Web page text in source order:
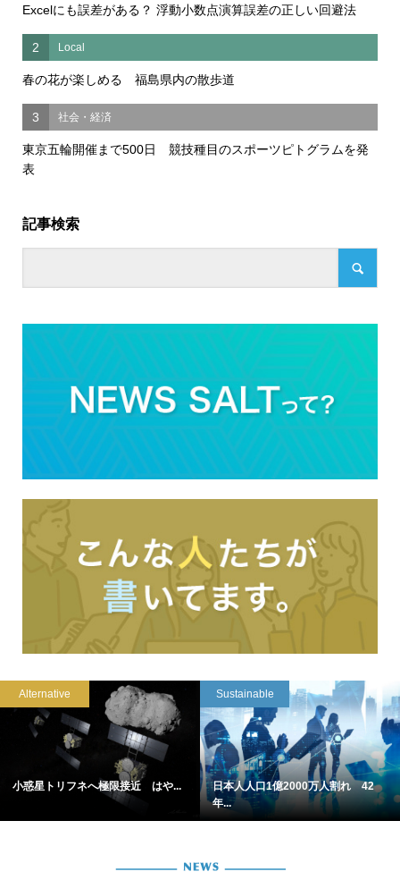
Excelにも誤差がある？ 浮動小数点演算誤差の正しい回避法
2 Local
春の花が楽しめる 福島県内の散歩道
3 社会・経済
東京五輪開催まで500日 競技種目のスポーツピトグラムを発
表
記事検索
Alternative
小惑星トリフネへ極限接近 はや...
Sustainable
日本人人口1億2000万人割れ 42
年...